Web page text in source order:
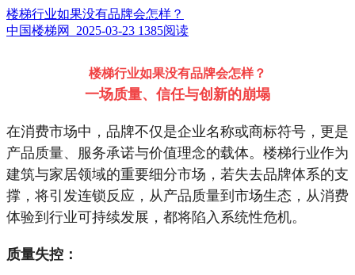
楼梯行业如果没有品牌会怎样？
中国楼梯网 2025-03-23 1385阅读
楼梯行业如果没有品牌会怎样？
一场质量、信任与创新的崩塌
在消费市场中，品牌不仅是企业名称或商标符号，更是
产品质量、服务承诺与价值理念的载体。楼梯行业作为
建筑与家居领域的重要细分市场，若失去品牌体系的支
撑，将引发连锁反应，从产品质量到市场生态，从消费
体验到行业可持续发展，都将陷入系统性危机。
质量失控：